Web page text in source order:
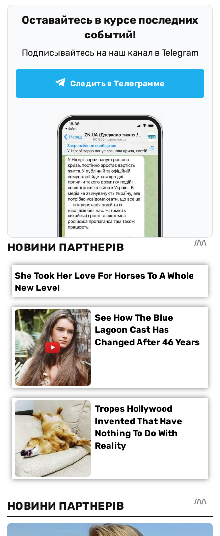
Оставайтесь в курсе последних
событий!
Подписывайтесь на наш канал в Telegram
Следить в Телеграмме